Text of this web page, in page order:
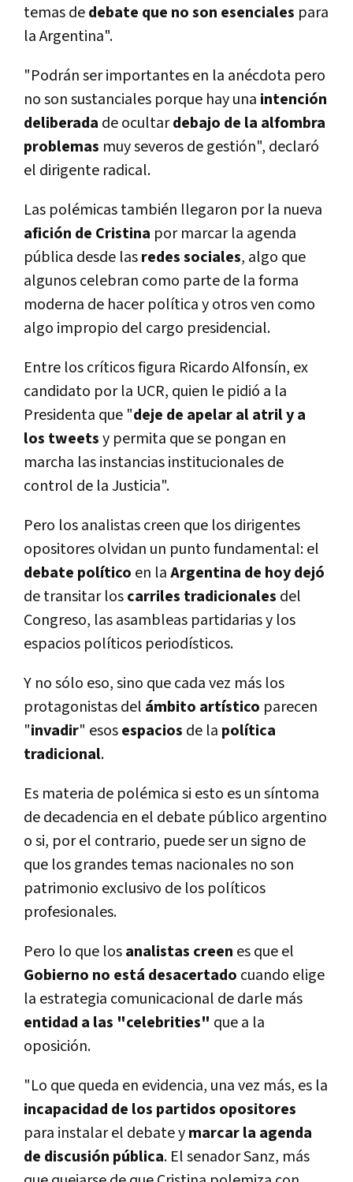
temas dedebate que no son esenciales para
la Argentina".
"Podrán ser importantes en la anécdota pero
no son sustanciales porque hay una intención
deliberada de ocultardebajo de la alfombra
problemas muy severos de gestión", declaró
el dirigente radical.
Las polémicas también llegaron por la nueva
afición de Cristina por marcar la agenda
pública desde lasredes sociales, algo que
algunos celebran como parte de la forma
moderna de hacer política y otros ven como
algo impropio del cargo presidencial.
Entre los críticos figura Ricardo Alfonsín, ex
candidato por la UCR, quien le pidió a la
Presidenta que "deje de apelar al atril y a
los tweetsy permita que se pongan en
marcha las instancias institucionales de
control de la Justicia".
Pero los analistas creen que los dirigentes
opositores olvidan un punto fundamental: el
debate político en laArgentina de hoy dejó
de transitar loscarriles tradicionales del
Congreso, las asambleas partidarias y los
espacios políticos periodísticos.
Y no sólo eso, sino que cada vez más los
protagonistas del ámbito artístico parecen
"invadir" esosespacios de la política
tradicional.
Es materia de polémica si esto es un síntoma
de decadencia en el debate público argentino
o si, por el contrario, puede ser un signo de
que los grandes temas nacionales no son
patrimonio exclusivo de los políticos
profesionales.
Pero lo que losanalistas creen es que el
Gobierno no está desacertado cuando elige
la estrategia comunicacional de darle más
entidad a las "celebrities" que a la
oposición.
"Lo que queda en evidencia, una vez más, es la
incapacidad de los partidos opositores
para instalar el debate ymarcar la agenda
de discusión pública. El senador Sanz, más